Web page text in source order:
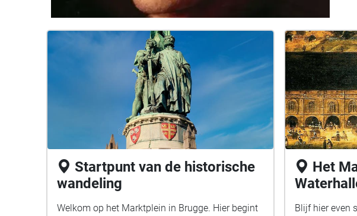
Startpunt van de historische
wandeling
Welkom op het Marktplein in Brugge. Hier begint
Het
Blijf hier even